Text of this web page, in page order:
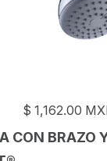
$ 1,162.00
CON BRAZO